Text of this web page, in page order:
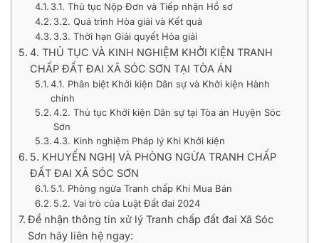
3.1. Thủ tục Nộp Đơn và Tiếp nhận Hồ sơ
3.2. Quá trình Hòa giải và Kết quả
3.3. Thời hạn Giải quyết Hòa giải
4. THỦ TỤC VÀ KINH NGHIỆM KHỞI KIỆN TRANH
CHẤP ĐẤT ĐAI XÃ SÓC SƠN TẠI TÒA ÁN
4.1. Phân biệt Khởi kiện Dân sự và Khởi kiện Hành
chính
4.2. Thủ tục Khởi kiện Dân sự tại Tòa án Huyện Sóc
Sơn
4.3. Kinh nghiệm Pháp lý Khi Khởi kiện
5. KHUYẾN NGHỊ VÀ PHÒNG NGỪA TRANH CHẤP
ĐẤT ĐAI XÃ SÓC SƠN
5.1. Phòng ngừa Tranh chấp Khi Mua Bán
5.2. Vai trò của Luật Đất đai 2024
Để nhận thông tin xử lý Tranh chấp đất đai Xã Sóc
Sơn hãy liên hệ ngay: